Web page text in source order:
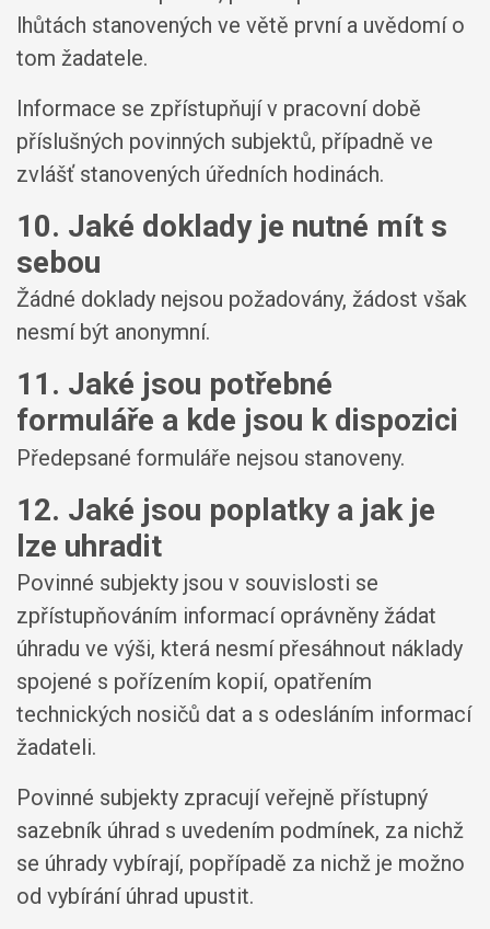
lhůtách stanovených ve větě první a uvědomí o
tom žadatele.
Informace se zpřístupňují v pracovní době
příslušných povinných subjektů, případně ve
zvlášť stanovených úředních hodinách.
10. Jaké doklady je nutné mít s
sebou
Žádné doklady nejsou požadovány, žádost však
nesmí být anonymní.
11. Jaké jsou potřebné
formuláře a kde jsou k dispozici
Předepsané formuláře nejsou stanoveny.
12. Jaké jsou poplatky a jak je
lze uhradit
Povinné subjekty jsou v souvislosti se
zpřístupňováním informací oprávněny žádat
úhradu ve výši, která nesmí přesáhnout náklady
spojené s pořízením kopií, opatřením
technických nosičů dat a s odesláním informací
žadateli.
Povinné subjekty zpracují veřejně přístupný
sazebník úhrad s uvedením podmínek, za nichž
se úhrady vybírají, popřípadě za nichž je možno
od vybírání úhrad upustit.